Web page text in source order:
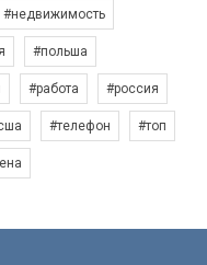
#недвижимость
#польша
#работа #россия
#телефон #топ